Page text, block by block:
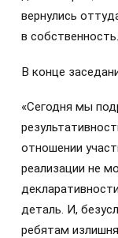
вернулись
в собственность.
В конце
«Сегодня мы
отношении
реализации не
деталь. И,
ребятам